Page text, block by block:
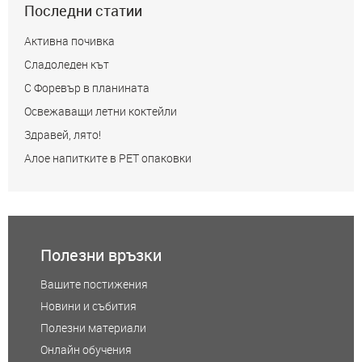
Последни статии
Активна почивка
Сладоледен кът
С Форевър в планината
Освежаващи летни коктейли
Здравей, лято!
Алое напитките в РЕТ опаковки
Полезни връзки
Вашите постижения
Новини и събития
Полезни материали
Онлайн обучения